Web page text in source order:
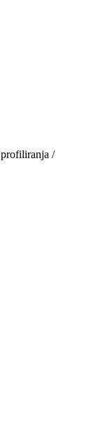
profiliranja /